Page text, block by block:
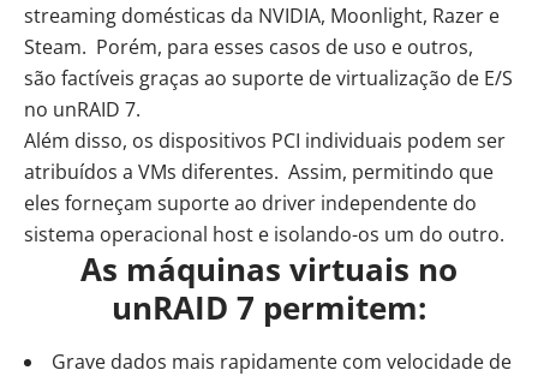
streaming domésticas da NVIDIA, Moonlight, Razer e
Steam. Porém, para esses casos de uso e outros,
são factíveis graças ao suporte de virtualização de E/S
no unRAID 7.
Além disso, os dispositivos PCI individuais podem ser
atribuídos a VMs diferentes. Assim, permitindo que
eles forneçam suporte ao driver independente do
sistema operacional host e isolando-os um do outro.
As máquinas virtuais no
unRAID 7 permitem:
Grave dados mais rapidamente com velocidade de